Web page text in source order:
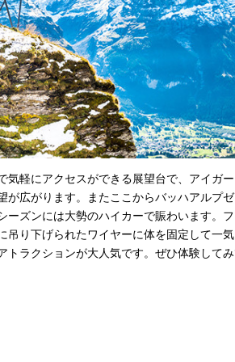
気軽にアクセスができる展望台で、アイガ
が広がります。またここからバッハアルプ
ーズンには大勢のハイカーで賑わいます。
吊り下げられたワイヤーに体を固定して一
ラクションが大人気です。ぜひ体験してみ